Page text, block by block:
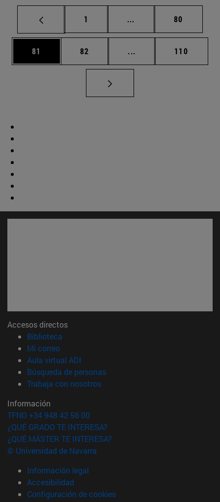
Página
1 ... Páginas intermedias
Página
80
Página
81 Página
82 ... Páginas intermedias
Página
110
Accesos directos
Biblioteca
Mi correo(abre en nueva ventana)
Aula virtual ADI
Búsqueda de personas(abre en nueva ventana)
Trabaja con nosotros(abre en nueva ventana)
Información
TFNO +34 948 42 56 00
¿QUÉ GRADO TE INTERESA?
¿QUÉ MÁSTER TE INTERESA?
© Universidad de Navarra
Información legal
Accesibilidad
Configuración de cookies